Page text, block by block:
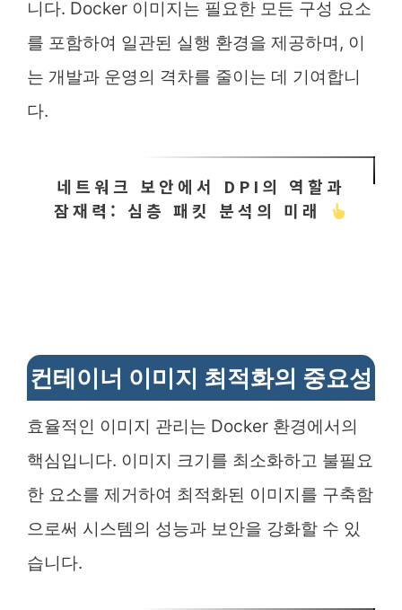
니다. Docker 이미지는 필요한 모든 구성 요소
를 포함하여 일관된 실행 환경을 제공하며, 이
는 개발과 운영의 격차를 줄이는 데 기여합니
다.
네트워크 보안에서 DPI의 역할과
잠재력: 심층 패킷 분석의 미래
컨테이너 이미지 최적화의 중요성
효율적인 이미지 관리는 Docker 환경에서의
핵심입니다. 이미지 크기를 최소화하고 불필요
한 요소를 제거하여 최적화된 이미지를 구축함
으로써 시스템의 성능과 보안을 강화할 수 있
습니다.